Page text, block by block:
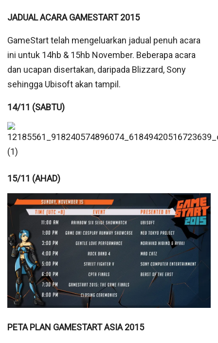
JADUAL ACARA GAMESTART 2015
GameStart telah mengeluarkan jadual penuh acara
ini untuk 14hb & 15hb November. Beberapa acara
dan ucapan disertakan, daripada Blizzard, Sony
sehingga Ubisoft akan tampil.
14/11 (SABTU)
15/11 (AHAD)
PETA PLAN GAMESTART ASIA 2015